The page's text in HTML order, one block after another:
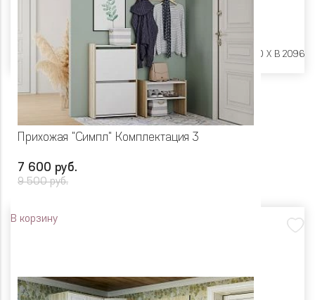
Размеры: Ш 1850 X Г 400 X В 2096
Прихожая "Симпл" Комплектация 3
7 600 руб.
9 500 руб.
В корзину